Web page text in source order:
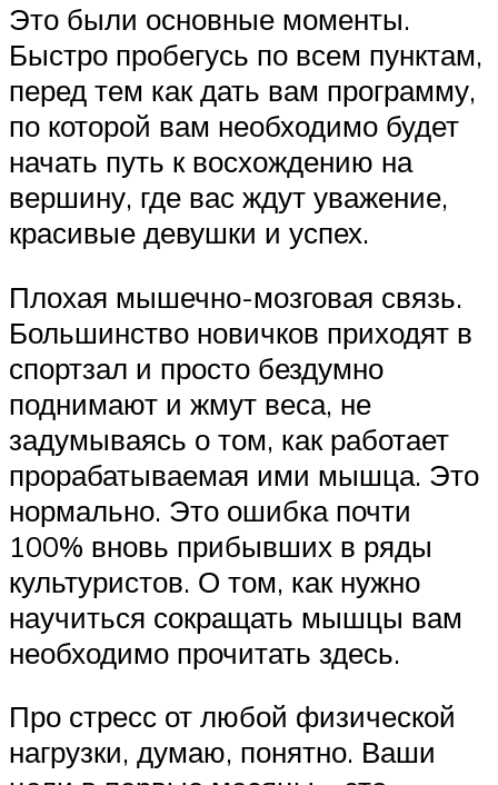
Это были основные моменты.
Быстро пробегусь по всем пунктам,
перед тем как дать вам программу,
по которой вам необходимо будет
начать путь к восхождению на
вершину, где вас ждут уважение,
красивые девушки и успех.
Плохая мышечно-мозговая связь.
Большинство новичков приходят в
спортзал и просто бездумно
поднимают и жмут веса, не
задумываясь о том, как работает
прорабатываемая ими мышца. Это
нормально. Это ошибка почти
100% вновь прибывших в ряды
культуристов. О том, как нужно
научиться сокращать мышцы вам
необходимо прочитать здесь.
Про стресс от любой физической
нагрузки, думаю, понятно. Ваши